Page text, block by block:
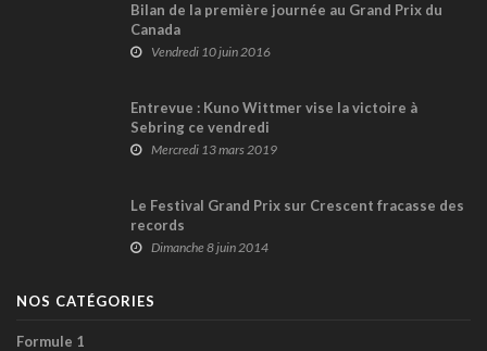
Bilan de la première journée au Grand Prix du
Canada
Vendredi 10 juin 2016
Entrevue : Kuno Wittmer vise la victoire à
Sebring ce vendredi
Mercredi 13 mars 2019
Le Festival Grand Prix sur Crescent fracasse des
records
Dimanche 8 juin 2014
NOS CATÉGORIES
Formule 1